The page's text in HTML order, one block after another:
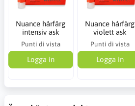
Nuance hårfärg
intensiv ask
Punti di vista
Logga in
Nuance hårfärg
violett ask
Punti di vista
Logga in